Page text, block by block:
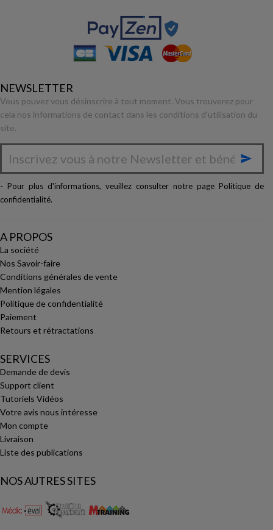
NEWSLETTER
Vous pouvez vous désinscrire à tout moment. Vous trouverez pour
cela nos informations de contact dans les conditions d'utilisation du
site.

- Pour plus d'informations, veuillez consulter notre page Politique de
confidentialité.
A PROPOS
La société
Nos Savoir-faire
Conditions générales de vente
Mention légales
Politique de confidentialité
Paiement
Retours et rétractations
SERVICES
Demande de devis
Support client
Tutoriels Vidéos
Votre avis nous intéresse
Mon compte
Livraison
Liste des publications
NOS AUTRES SITES